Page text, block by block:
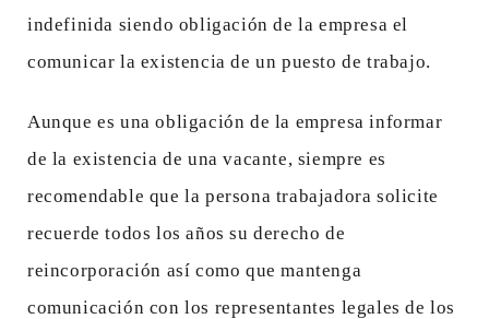
indefinida siendo obligación de la empresa el
comunicar la existencia de un puesto de trabajo.
Aunque es una obligación de la empresa informar
de la existencia de una vacante, siempre es
recomendable que la persona trabajadora solicite
recuerde todos los años su derecho de
reincorporación así como que mantenga
comunicación con los representantes legales de los